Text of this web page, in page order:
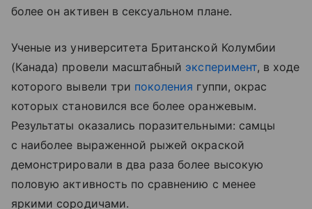
более он активен в сексуальном плане.
Ученые из университета Британской Колумбии
(Канада) провели масштабный эксперимент, в ходе
которого вывели три поколения гуппи, окрас
которых становился все более оранжевым.
Результаты оказались поразительными: самцы
с наиболее выраженной рыжей окраской
демонстрировали в два раза более высокую
половую активность по сравнению с менее
яркими сородичами.